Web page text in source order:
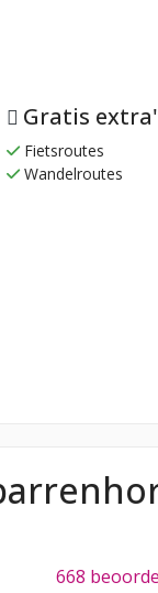
Gratis
Fietsroutes
Wandelroutes
668